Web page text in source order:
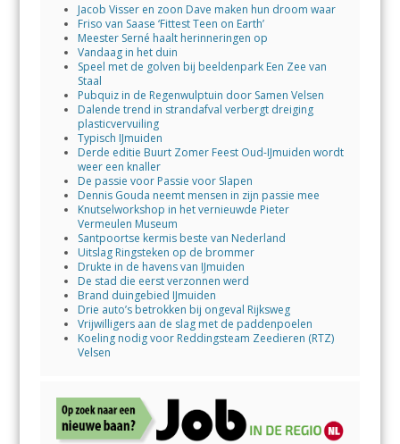
Jacob Visser en zoon Dave maken hun droom waar
Friso van Saase ‘Fittest Teen on Earth’
Meester Serné haalt herinneringen op
Vandaag in het duin
Speel met de golven bij beeldenpark Een Zee van
Staal
Pubquiz in de Regenwulptuin door Samen Velsen
Dalende trend in strandafval verbergt dreiging
plasticvervuiling
Typisch IJmuiden
Derde editie Buurt Zomer Feest Oud-IJmuiden wordt
weer een knaller
De passie voor Passie voor Slapen
Dennis Gouda neemt mensen in zijn passie mee
Knutselworkshop in het vernieuwde Pieter
Vermeulen Museum
Santpoortse kermis beste van Nederland
Uitslag Ringsteken op de brommer
Drukte in de havens van IJmuiden
De stad die eerst verzonnen werd
Brand duingebied IJmuiden
Drie auto’s betrokken bij ongeval Rijksweg
Vrijwilligers aan de slag met de paddenpoelen
Koeling nodig voor Reddingsteam Zeedieren (RTZ)
Velsen